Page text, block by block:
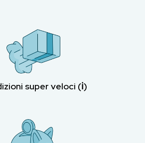
super veloci (ℹ︎)